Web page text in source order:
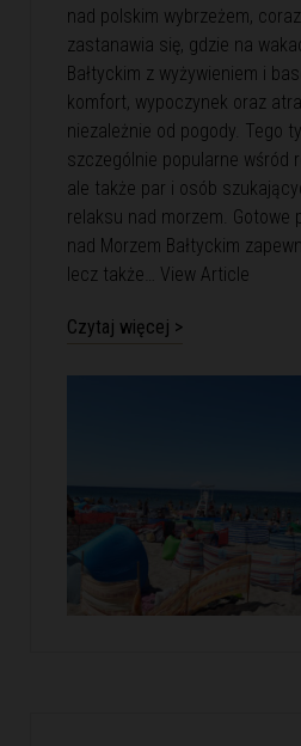
nad polskim wybrzeżem,
zastanawia się, gdzie na
Bałtyckim z wyżywieniem i
komfort, wypoczynek oraz
niezależnie od pogody. Tego
szczególnie popularne wśród
ale także par i osób
relaksu nad morzem. Gotowe
nad Morzem Bałtyckim
lecz także… View Article
Czytaj więcej >